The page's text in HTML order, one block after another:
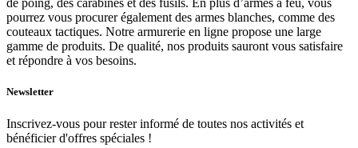
de poing, des carabines et des fusils. En plus d’armes à feu, vous
pourrez vous procurer également des armes blanches, comme des
couteaux tactiques. Notre armurerie en ligne propose une large
gamme de produits. De qualité, nos produits sauront vous satisfaire
et répondre à vos besoins.
Newsletter
Inscrivez-vous pour rester informé de toutes nos activités et
bénéficier d'offres spéciales !